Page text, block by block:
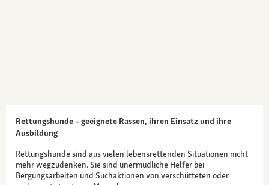
Rettungshunde – geeignete Rassen, ihren Einsatz und ihre
Ausbildung
Rettungshunde sind aus vielen lebensrettenden Situationen nicht
mehr wegzudenken. Sie sind unermüdliche Helfer bei
Bergungsarbeiten und Suchaktionen von verschütteten oder